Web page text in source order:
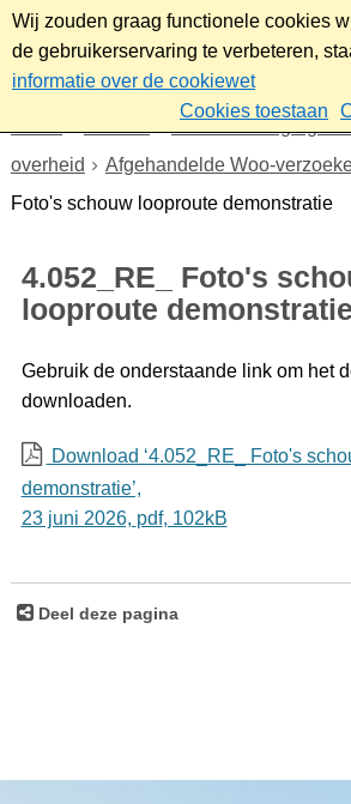
Wij zouden graag functionele cookies
de gebruikerservaring te verbeteren,
informatie over de cookiewet
Cookies toestaan
Beleid- en
overheid
Afgehandelde Woo-
Foto's schouw looproute demonstratie
4.052_RE_ Foto's
looproute demonstratie
Gebruik de onderstaande link om het
downloaden.
Download ‘4.052_RE_ Foto's
demonstratie’,
23 juni 2026, pdf, 102kB
Deel deze pagina